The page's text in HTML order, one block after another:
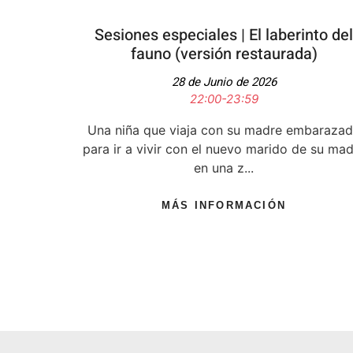
Sesiones especiales | El laberinto del
fauno (versión restaurada)
28 de Junio de 2026
22:00-23:59
Una niña que viaja con su madre
para ir a vivir con el nuevo marido de su
en una z...
MÁS INFORMACIÓN